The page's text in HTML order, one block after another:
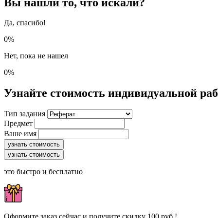
Да, спасибо!
0%
Нет, пока не нашел
0%
Узнайте стоимость индивидуальной
Тип задания
Предмет
Ваше имя
узнать стоимость
узнать стоимость
это быстро и бесплатно